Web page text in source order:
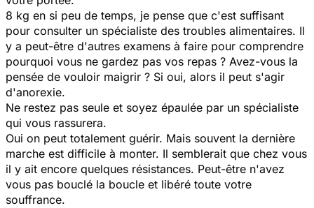
8 kg en si peu de temps, je pense que c'est suffisant
pour consulter un spécialiste des troubles alimentaires. Il
y a peut-être d'autres examens à faire pour comprendre
pourquoi vous ne gardez pas vos repas ? Avez-vous la
pensée de vouloir maigrir ? Si oui, alors il peut s'agir
d'anorexie.
Ne restez pas seule et soyez épaulée par un spécialiste
qui vous rassurera.
Oui on peut totalement guérir. Mais souvent la dernière
marche est difficile à monter. Il semblerait que chez vous
il y ait encore quelques résistances. Peut-être n'avez
vous pas bouclé la boucle et libéré toute votre
souffrance.